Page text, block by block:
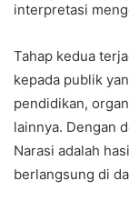
interpretasi
Tahap kedua
kepada publik
pendidikan,
lainnya. Dengan
Narasi adalah
berlangsung di